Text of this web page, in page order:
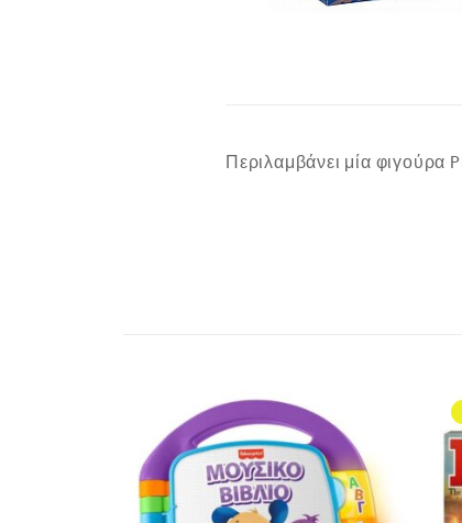
Περιλαμβάνει μία φιγούρα